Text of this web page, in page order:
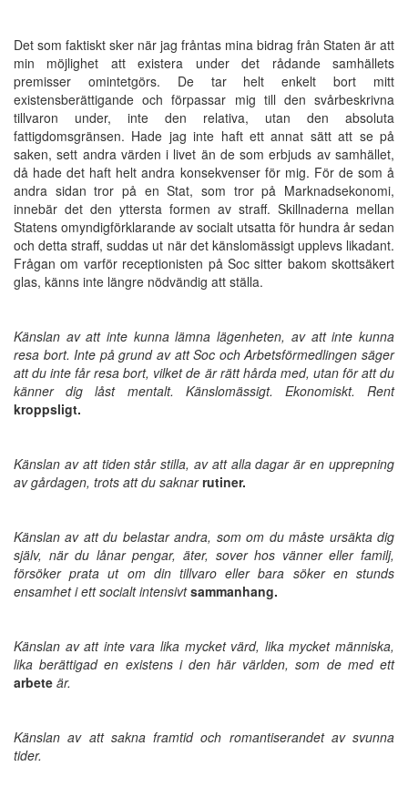
Det som faktiskt sker när jag fråntas mina bidrag från Staten är att
min möjlighet att existera under det rådande samhällets
premisser omintetgörs. De tar helt enkelt bort mitt
existensberättigande och förpassar mig till den svårbeskrivna
tillvaron under, inte den relativa, utan den absoluta
fattigdomsgränsen. Hade jag inte haft ett annat sätt att se på
saken, sett andra värden i livet än de som erbjuds av samhället,
då hade det haft helt andra konsekvenser för mig. För de som å
andra sidan tror på en Stat, som tror på Marknadsekonomi,
innebär det den yttersta formen av straff. Skillnaderna mellan
Statens omyndigförklarande av socialt utsatta för hundra år sedan
och detta straff, suddas ut när det känslomässigt upplevs likadant.
Frågan om varför receptionisten på Soc sitter bakom skottsäkert
glas, känns inte längre nödvändig att ställa.
Känslan av att inte kunna lämna lägenheten, av att inte kunna
resa bort. Inte på grund av att Soc och Arbetsförmedlingen säger
att du inte får resa bort, vilket de är rätt hårda med, utan för att du
känner dig låst mentalt. Känslomässigt. Ekonomiskt.
Rent
kroppsligt.
Känslan av att tiden står stilla, av att alla dagar är en upprepning
av gårdagen, trots att du saknar rutiner.
Känslan av att du belastar andra, som om du måste ursäkta dig
själv, när du lånar pengar, äter, sover hos vänner eller familj,
försöker prata ut om din tillvaro eller bara söker en stunds
ensamhet i ett socialt intensivt sammanhang.
Känslan av att inte vara lika mycket värd, lika mycket människa,
lika berättigad en existens i den här världen, som de med ett
arbete är.
Känslan av att sakna framtid och romantiserandet av svunna
tider.